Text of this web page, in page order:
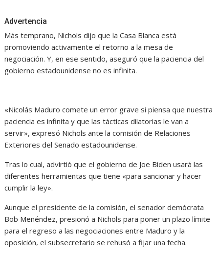
Advertencia
Más temprano, Nichols dijo que la Casa Blanca está
promoviendo activamente el retorno a la mesa de
negociación. Y, en ese sentido, aseguró que la paciencia del
gobierno estadounidense no es infinita.
«Nicolás Maduro comete un error grave si piensa que nuestra
paciencia es infinita y que las tácticas dilatorias le van a
servir», expresó Nichols ante la comisión de Relaciones
Exteriores del Senado estadounidense.
Tras lo cual, advirtió que el gobierno de Joe Biden usará las
diferentes herramientas que tiene «para sancionar y hacer
cumplir la ley».
Aunque el presidente de la comisión, el senador demócrata
Bob Menéndez, presionó a Nichols para poner un plazo límite
para el regreso a las negociaciones entre Maduro y la
oposición, el subsecretario se rehusó a fijar una fecha.